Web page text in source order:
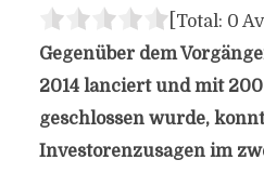
[Total: 0
Gegenüber dem
2014 lanciert und mit
geschlossen wurde,
Investorenzusagen im